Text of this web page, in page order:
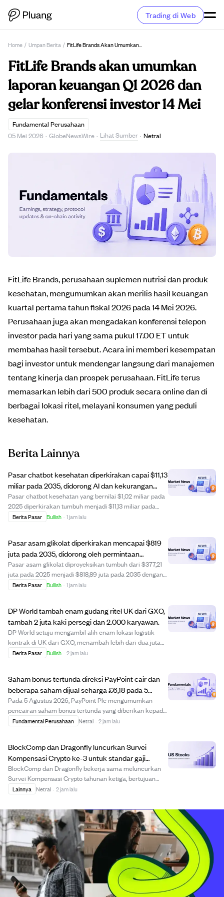
Trading di Web
Home / Umpan Berita / FitLife Brands Akan Umumkan Laporan Keuangan Q1 2026 Dan Gelar Konferensi Investor 14 Mei
FitLife Brands akan umumkan
laporan keuangan Q1 2026 dan
gelar konferensi investor 14 Mei
Fundamental Perusahaan
05 Mei 2026 · GlobeNewsWire · Lihat Sumber · Netral
FitLife Brands, perusahaan suplemen nutrisi dan produk
kesehatan, mengumumkan akan merilis hasil keuangan
kuartal pertama tahun fiskal 2026 pada 14 Mei 2026.
Perusahaan juga akan mengadakan konferensi telepon
investor pada hari yang sama pukul 17.00 ET untuk
membahas hasil tersebut. Acara ini memberi kesempatan
bagi investor untuk mendengar langsung dari manajemen
tentang kinerja dan prospek perusahaan. FitLife terus
memasarkan lebih dari 500 produk secara online dan di
berbagai lokasi ritel, melayani konsumen yang peduli
kesehatan.
Berita Lainnya
Pasar chatbot kesehatan diperkirakan capai $11,13
miliar pada 2035, didorong AI dan kekurangan
dokter.
Pasar chatbot kesehatan yang bernilai $1,02 miliar pada
2025 diperkirakan tumbuh menjadi $11,13 miliar pada
2035 dengan CAGR 27,05%. Pertumbuhan ini didorong
Berita Pasar Bullish · 1 jam lalu
Pasar asam glikolat diperkirakan mencapai $819
juta pada 2035, didorong oleh permintaan
skincare dan formulasi canggih.
Pasar asam glikolat diproyeksikan tumbuh dari $377,21
juta pada 2025 menjadi $818,89 juta pada 2035 dengan
CAGR 8,06%. Pertumbuhan didorong oleh meningkatnya
Berita Pasar Bullish · 1 jam lalu
DP World tambah enam gudang ritel UK dari GXO,
tambah 2 juta kaki persegi dan 2.000 karyawan.
DP World setuju mengambil alih enam lokasi logistik
kontrak di UK dari GXO, menambah lebih dari dua juta
kaki persegi ruang gudang dan 2.000 karyawan ke
Berita Pasar Bullish · 2 jam lalu
Saham bonus tertunda direksi PayPoint cair dan
beberapa saham dijual seharga £6,18 pada 5
Agustus 2026
Pada 5 Agustus 2026, PayPoint Plc mengumumkan
pencairan saham bonus tertunda yang diberikan kepada
direksi dan manajer senior pada Juli 2023 setelah
Fundamental Perusahaan Netral · 2 jam lalu
BlockComp dan Dragonfly luncurkan Survei
Kompensasi Crypto ke-3 untuk standar gaji
industri.
BlockComp dan Dragonfly bekerja sama meluncurkan
Survei Kompensasi Crypto tahunan ketiga, bertujuan
membuat database gaji paling lengkap di industri crypto.
lebih 55 perusahaan crypto di 100+ negara...
Lainnya Netral · 2 jam lalu